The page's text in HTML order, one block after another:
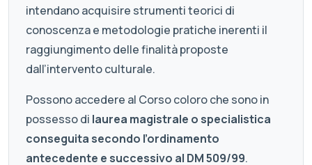
intendano acquisire strumenti teorici di
conoscenza e metodologie pratiche inerenti il
raggiungimento delle finalità proposte
dall’intervento culturale.
Possono accedere al Corso coloro che sono in
possesso di laurea magistrale o specialistica
conseguita secondo l’ordinamento
antecedente e successivo al DM 509/99.